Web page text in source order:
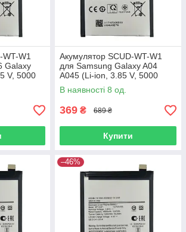
WT-W1
Galaxy
V, 5000
Акумулятор SCUD-WT-W1
для Samsung Galaxy A04
A045 (Li-ion, 3.85 V, 5000
mAh)
В наявності 8 од.
369 ₴ 689 ₴
Купити
–46%